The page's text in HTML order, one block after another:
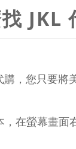
JKL
購，您只要將
，在螢幕畫面